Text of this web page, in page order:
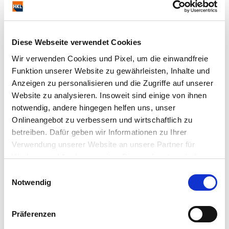
Diese Webseite verwendet Cookies
Wir verwenden Cookies und Pixel, um die einwandfreie
Funktion unserer Website zu gewährleisten, Inhalte und
Anzeigen zu personalisieren und die Zugriffe auf unserer
Website zu analysieren. Insoweit sind einige von ihnen
notwendig, andere hingegen helfen uns, unser
Onlineangebot zu verbessern und wirtschaftlich zu
betreiben. Dafür geben wir Informationen zu Ihrer
Verwendung unserer Website an unsere Partner für
Werbung und Analysen weiter. Dies umfasst auch die
(Google LLC/ USA) führt diese Informationen
möglicherweise mit weiteren Daten zusammen, die Sie
persönlichen Accounts) oder welche Sie im Rahmen Ihrer
Notwendig
Präferenzen
2.420,00 €
2.879,80 € (gross incl. 19% VAT)
IFOR WILLIAMS GX 105
Manufacturer: IFOR WILLIAMS Model:
GX 105
Dortmund
Hours:
2.530,00 €
3.010,70 € (gross incl. 19% VAT)